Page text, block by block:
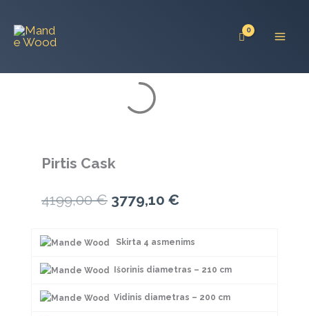
prie
turinio
Pirtis Cask
4199,00€ Original
was:
4199,00 €.
3779,10 €
is:
3779,10 €.
Skirta 4 asmenims
Išorinis diametras – 210 cm
Vidinis diametras – 200 cm